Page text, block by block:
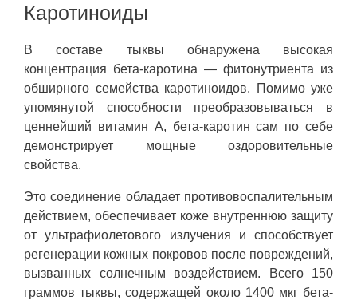
Каротиноиды
В составе тыквы обнаружена высокая
концентрация бета-каротина — фитонутриента из
обширного семейства каротиноидов. Помимо уже
упомянутой способности преобразовываться в
ценнейший витамин А, бета-каротин сам по себе
демонстрирует мощные оздоровительные
свойства.
Это соединение обладает противовоспалительным
действием, обеспечивает коже внутреннюю защиту
от ультрафиолетового излучения и способствует
регенерации кожных покровов после повреждений,
вызванных солнечным воздействием. Всего 150
граммов тыквы, содержащей около 1400 мкг бета-